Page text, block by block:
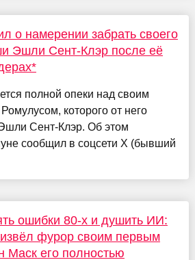
о намерении забрать своего
Эшли Сент-Клэр после её
полной опеки над своим
которого от него
Сент-Клэр. Об этом
сообщил в соцсети Х (бывший
ошибки 80-х и душить ИИ:
фурор своим первым
Маск его полностью